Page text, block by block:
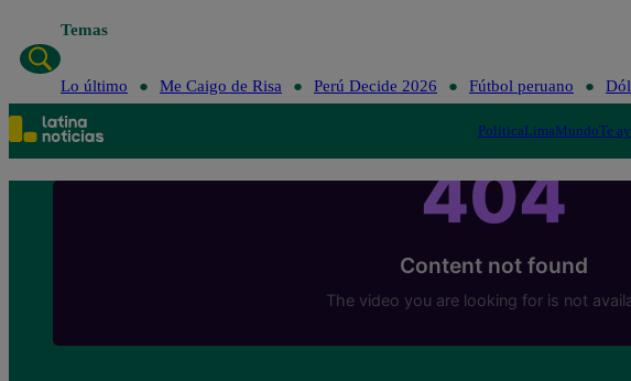
Temas
Lo último Me Caigo de Risa Perú Decide 2026 Fútbol peruano
PolíticaLimaMundoTe